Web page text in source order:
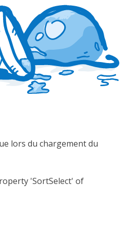
lors du chargement du
'SortSelect' of